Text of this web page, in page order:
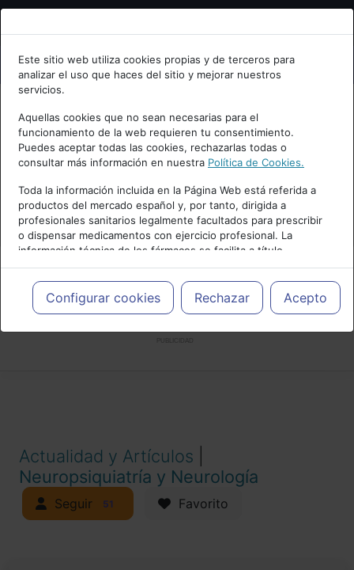
Bienvenid@ a psiquiatria.com
Escribe tu Email
Accede o regístrate con tu email.
Cancelar
Este sitio web utiliza cookies propias y de terceros para
analizar el uso que haces del sitio y mejorar nuestros
servicios.
Aquellas cookies que no sean necesarias para el
funcionamiento de la web requieren tu consentimiento.
Puedes aceptar todas las cookies, rechazarlas todas o
consultar más información en nuestra Política de Cookies.
Toda la información incluida en la Página Web está referida a
productos del mercado español y, por tanto, dirigida a
profesionales sanitarios legalmente facultados para prescribir
o dispensar medicamentos con ejercicio profesional. La
información técnica de los fármacos se facilita a título
meramente informativo, siendo responsabilidad de los
profesionales facultados prescribir medicamentos y decidir, en
cada caso concreto, el tratamiento más adecuado a las
necesidades del paciente.
Configurar cookies Rechazar Acepto
Actualidad y Artículos
Neuropsiquiatría y Neurología
Seguir 51 Favorito